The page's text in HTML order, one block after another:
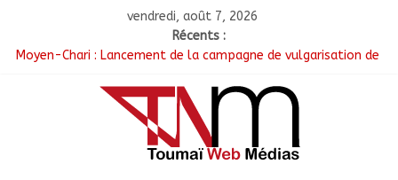
vendredi, août 7, 2026
Récents :
Moyen-Chari : Lancement de la campagne de vulgarisation de
Barh-Koh : Le MPS installe ses nouvelles instances locales à
Borkou : Recrudescence des braquages sur l’axe Faya-Kalaït
N’Djamena : Le maire intensifie le suivi des chantiers